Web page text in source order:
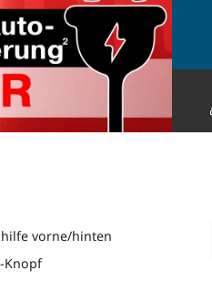
vorne/hinten
Knopf